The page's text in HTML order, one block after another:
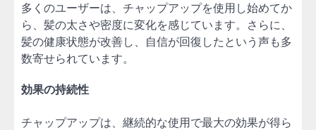
多くのユーザーは、チャップアップを使用し始めてか
ら、髪の太さや密度に変化を感じています。さらに、
髪の健康状態が改善し、自信が回復したという声も多
数寄せられています。
効果の持続性
チャップアップは、継続的な使用で最大の効果が得ら